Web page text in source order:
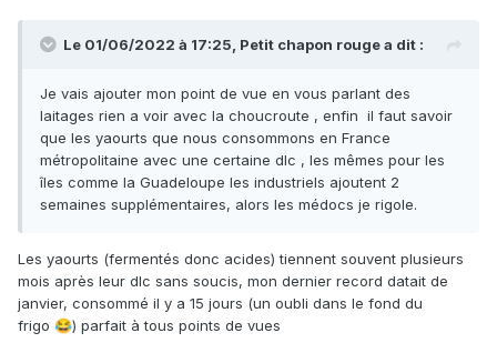
Le 01/06/2022 à 17:25, Petit chapon rougea dit :
Je vais ajouter mon point de vue en vous parlant des
laitages rien a voir avec la choucroute , enfin il faut savoir
que les yaourts que nous consommons en France
métropolitaine avec une certaine dlc , les mêmes pour les
îles comme la Guadeloupe les industriels ajoutent 2
semaines supplémentaires, alors les médocs je rigole.
Les yaourts (fermentés donc acides) tiennent souvent plusieurs
mois après leur dlc sans soucis, mon dernier record datait de
janvier, consommé il y a 15 jours (un oubli dans le fond du
frigo 😂) parfait à tous points de vues